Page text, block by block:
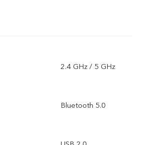
2.4 GHz / 5 GHz
Bluetooth 5.0